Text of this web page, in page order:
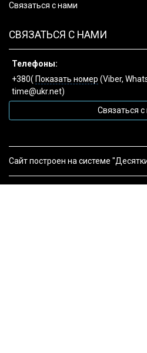
Связаться с нами
СВЯЗАТЬСЯ С НАМИ
Телефоны:
+380( Показать номер (Viber,
time@ukr.net)
Связаться
Сайт построен на системе